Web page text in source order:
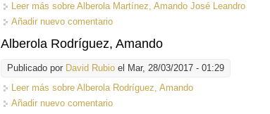
Leer más sobre Alberola Martínez, Amando José Leandro
Añadir nuevo comentario
Alberola Rodríguez, Amando
Publicado por David Rubio el Mar, 28/03/2017 - 01:29
Leer más sobre Alberola Rodríguez, Amando
Añadir nuevo comentario